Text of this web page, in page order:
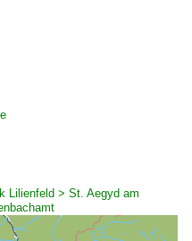
Lilienfeld > St. Aegyd am